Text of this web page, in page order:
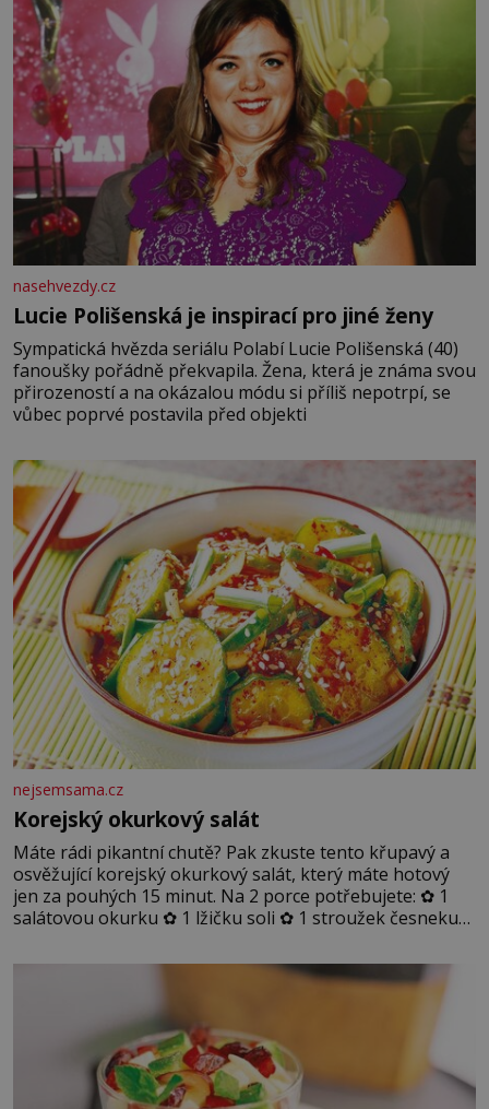
nasehvezdy.cz
Lucie Polišenská je inspirací pro jiné ženy
Sympatická hvězda seriálu Polabí Lucie Polišenská (40)
fanoušky pořádně překvapila. Žena, která je známa svou
přirozeností a na okázalou módu si příliš nepotrpí, se
vůbec poprvé postavila před objekti
nejsemsama.cz
Korejský okurkový salát
Máte rádi pikantní chutě? Pak zkuste tento křupavý a
osvěžující korejský okurkový salát, který máte hotový
jen za pouhých 15 minut. Na 2 porce potřebujete: ✿ 1
salátovou okurku ✿ 1 lžičku soli ✿ 1 stroužek česneku
sezamového oleje ✿ 1 lžičku chilli ✿ 1 lžičku cukru ✿ 1
jarní cibulku ✿ 1 lžíci sezamových semínek